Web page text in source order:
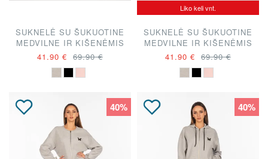
SUKNELĖ SU ŠUKUOTINE
MEDVILNE IR KIŠENĖMIS
"A. KUZMICKAITĖ"
41.90 € 69.90 €
Liko keli vnt.
SUKNELĖ SU ŠUKUOTINE
MEDVILNE IR KIŠENĖMIS
"A. KUZMICKAITĖ"
41.90 € 69.90 €
40% 40%